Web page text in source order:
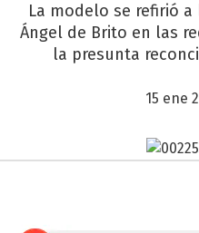
La modelo se refirió
Ángel de Brito en las
la presunta
15 ene